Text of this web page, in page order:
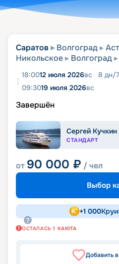
Саратов Волгоград
Никольское
Волгоград
18:0012 июля 2026вс 8 дн/7
09:3019 июля 2026вс
Завершён
Сергей Кучкин
СТАНДАРТ
от 90 000 ₽ / чел
Выбор
+1 000
ОСТАЛАСЬ 1 КАЮТА
Добавить